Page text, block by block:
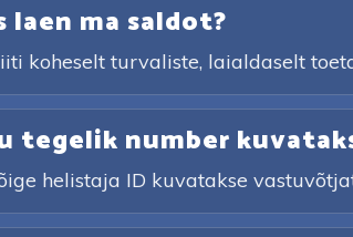
laen ma saldot?
koheselt turvaliste, laialdaselt
tegelik number
helistaja ID kuvatakse